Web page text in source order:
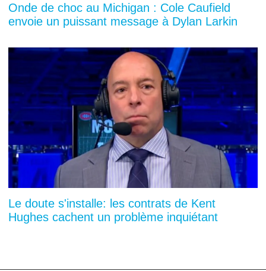
Onde de choc au Michigan : Cole Caufield
envoie un puissant message à Dylan Larkin
Le doute s'installe: les contrats de Kent
Hughes cachent un problème inquiétant